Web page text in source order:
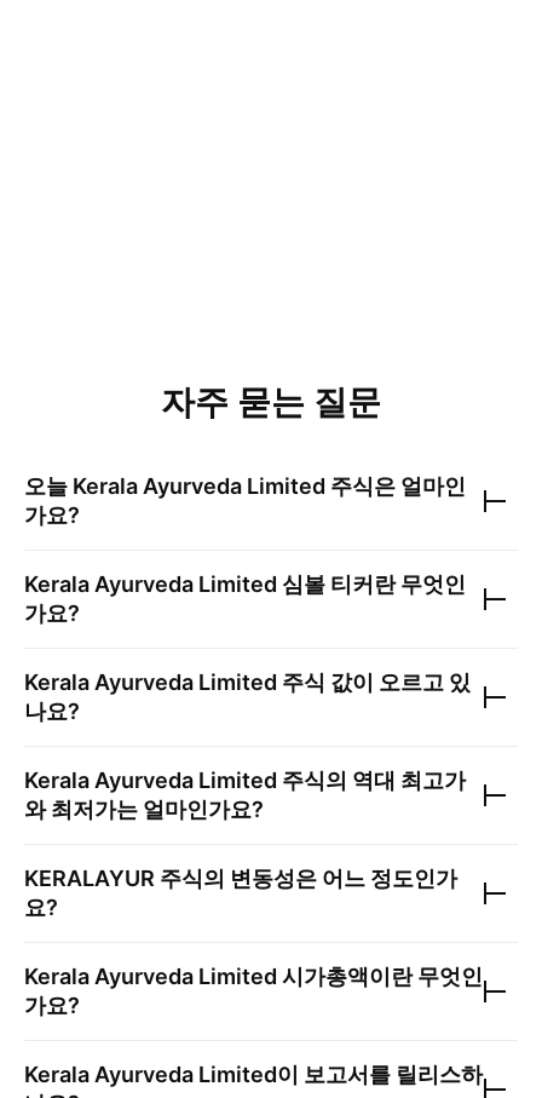
자주 묻는 질문
오늘 Kerala Ayurveda Limited 주식은 얼마인
가요?
Kerala Ayurveda Limited 심볼 티커란 무엇인
가요?
Kerala Ayurveda Limited 주식 값이 오르고 있
나요?
Kerala Ayurveda Limited 주식의 역대 최고가
와 최저가는 얼마인가요?
KERALAYUR 주식의 변동성은 어느 정도인가
요?
Kerala Ayurveda Limited 시가총액이란 무엇인
가요?
Kerala Ayurveda Limited이 보고서를 릴리스하